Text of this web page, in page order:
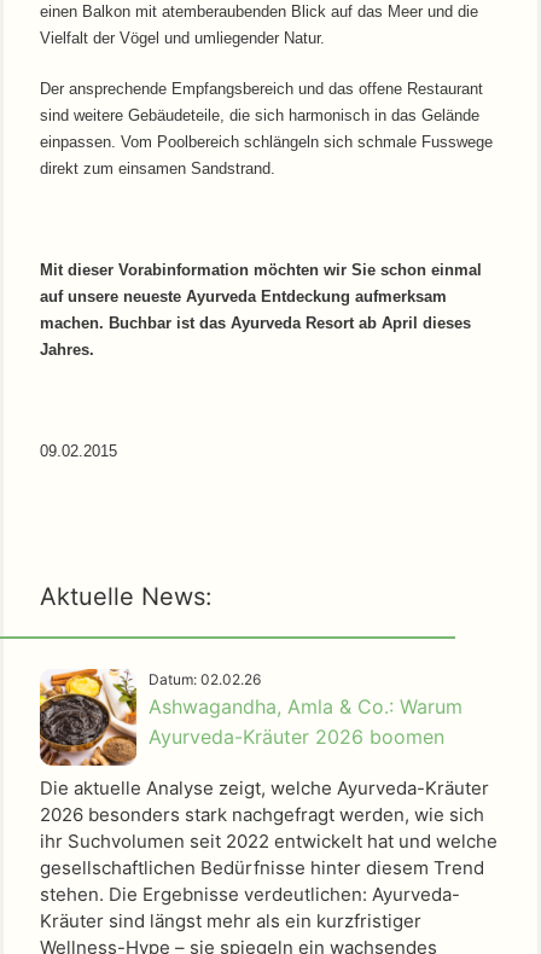
einen Balkon mit atemberaubenden Blick auf das Meer und die
Vielfalt der Vögel und umliegender Natur.
Der ansprechende Empfangsbereich und das offene Restaurant
sind weitere Gebäudeteile, die sich harmonisch in das Gelände
einpassen. Vom Poolbereich schlängeln sich schmale Fusswege
direkt zum einsamen Sandstrand.
Mit dieser Vorabinformation möchten wir Sie schon einmal
auf unsere neueste Ayurveda Entdeckung aufmerksam
machen. Buchbar ist das Ayurveda Resort ab April dieses
Jahres.
09.02.2015
Aktuelle News:
Datum: 02.02.26
Ashwagandha, Amla & Co.: Warum
Ayurveda-Kräuter 2026 boomen
Die aktuelle Analyse zeigt, welche Ayurveda-Kräuter
2026 besonders stark nachgefragt werden, wie sich
ihr Suchvolumen seit 2022 entwickelt hat und welche
gesellschaftlichen Bedürfnisse hinter diesem Trend
stehen. Die Ergebnisse verdeutlichen: Ayurveda-
Kräuter sind längst mehr als ein kurzfristiger
Wellness-Hype – sie spiegeln ein wachsendes